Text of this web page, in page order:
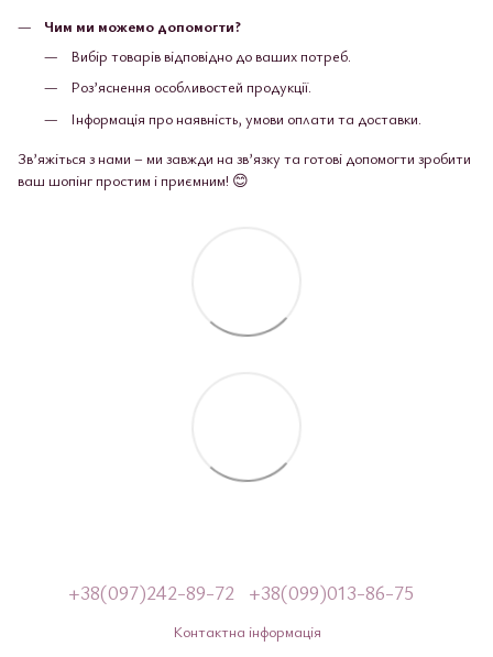
Чим ми можемо допомогти?
Вибір товарів відповідно до ваших потреб.
Роз’яснення особливостей продукції.
Інформація про наявність, умови оплати та доставки.
Зв’яжіться з нами – ми завжди на зв’язку та готові допомогти зробити
ваш шопінг простим і приємним! 😊
+38(097)242-89-72 +38(099)013-86-75
Контактна інформація